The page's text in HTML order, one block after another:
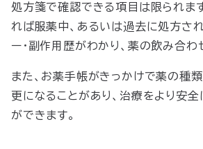
処方箋で確認できる項目は限られま
れば服薬中、あるいは過去に処方さ
ー・副作用歴がわかり、薬の飲み合わ
また、お薬手帳がきっかけで薬の種
更になることがあり、治療をより安全
ができます。